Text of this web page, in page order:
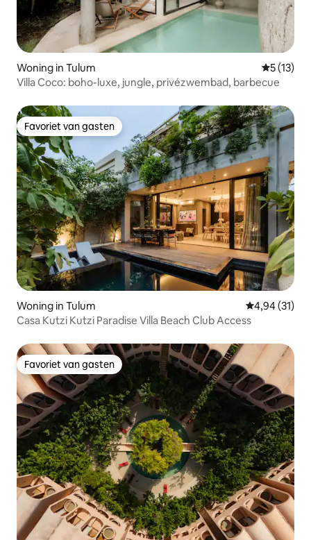
Woning in Tulum
5 (13)
Villa Coco: boho-luxe, jungle, privézwembad, barbecue
Favoriet van gasten
Favoriet van gasten
Woning in Tulum Gemiddelde
4,94 (31)
Casa Kutzi Kutzi Paradise Villa Beach Club Access
Favoriet van gasten
Favoriet van gasten